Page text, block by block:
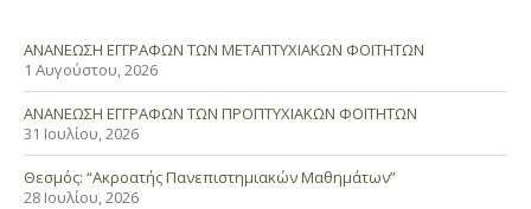
ΑΝΑΝΕΩΣΗ ΕΓΓΡΑΦΩΝ ΤΩΝ ΜΕΤΑΠΤΥΧΙΑΚΩΝ ΦΟΙΤΗΤΩΝ
1 Αυγούστου, 2026
ΑΝΑΝΕΩΣΗ ΕΓΓΡΑΦΩΝ ΤΩΝ ΠΡΟΠΤΥΧΙΑΚΩΝ ΦΟΙΤΗΤΩΝ
31 Ιουλίου, 2026
Θεσμός: “Ακροατής Πανεπιστημιακών Μαθημάτων”
28 Ιουλίου, 2026